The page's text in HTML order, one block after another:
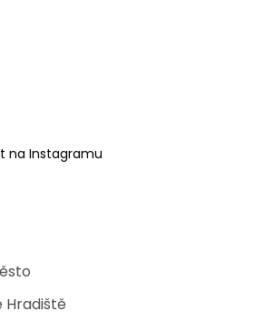
na Instagramu
Hradiště